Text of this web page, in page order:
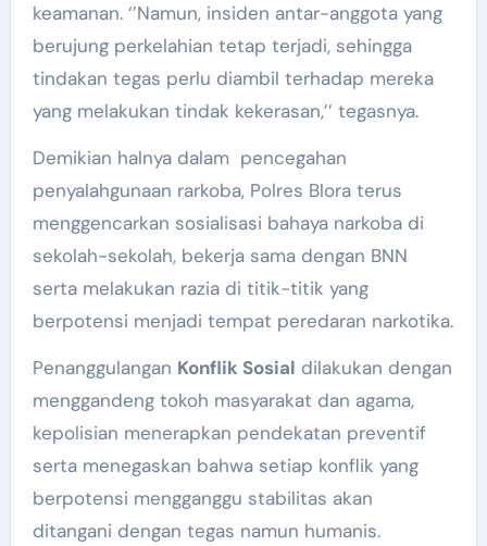
keamanan. ‘’Namun, insiden antar-anggota yang
berujung perkelahian tetap terjadi, sehingga
tindakan tegas perlu diambil terhadap mereka
yang melakukan tindak kekerasan,’’ tegasnya.
Demikian halnya dalam pencegahan
penyalahgunaan rarkoba, Polres Blora terus
menggencarkan sosialisasi bahaya narkoba di
sekolah-sekolah, bekerja sama dengan BNN
serta melakukan razia di titik-titik yang
berpotensi menjadi tempat peredaran narkotika.
Penanggulangan Konflik Sosial dilakukan dengan
menggandeng tokoh masyarakat dan agama,
kepolisian menerapkan pendekatan preventif
serta menegaskan bahwa setiap konflik yang
berpotensi mengganggu stabilitas akan
ditangani dengan tegas namun humanis.